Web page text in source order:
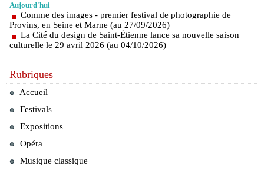
Aujourd'hui
Comme des images - premier festival de photographie de
Provins, en Seine et Marne (au 27/09/2026)
La Cité du design de Saint-Étienne lance sa nouvelle saison
culturelle le 29 avril 2026 (au 04/10/2026)
Rubriques
Accueil
Festivals
Expositions
Opéra
Musique classique